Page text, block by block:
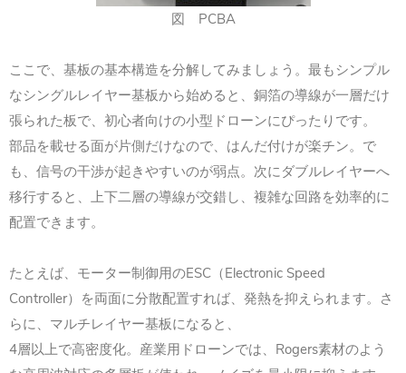
図 PCBA
ここで、基板の基本構造を分解してみましょう。最もシンプル
なシングルレイヤー基板から始めると、銅箔の導線が一層だけ
張られた板で、初心者向けの小型ドローンにぴったりです。
部品を載せる面が片側だけなので、 はんだ付けが楽チン。 で
も、信号の干渉が起きやすいのが弱点。次にダブルレイヤーへ
移行すると、 上下二層の導線が交錯し、複雑な回路を効率的に
配置できます。
たとえば、モーター制御用のESC（Electronic Speed
Controller）を両面に分散配置すれば、発熱を抑えられます。さ
らに、マルチレイヤー基板になると、
4層以上で高密度化。産業用ドローンでは、 Rogers素材のよう